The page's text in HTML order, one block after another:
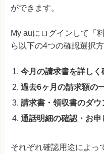
ができます。
My auにログインして「
ら以下の4つの確認選択
今月の請求書を詳しく
過去6ヶ月の請求額の
請求書・領収書のダウ
通話明細の確認・お申
それぞれ確認用途によっ